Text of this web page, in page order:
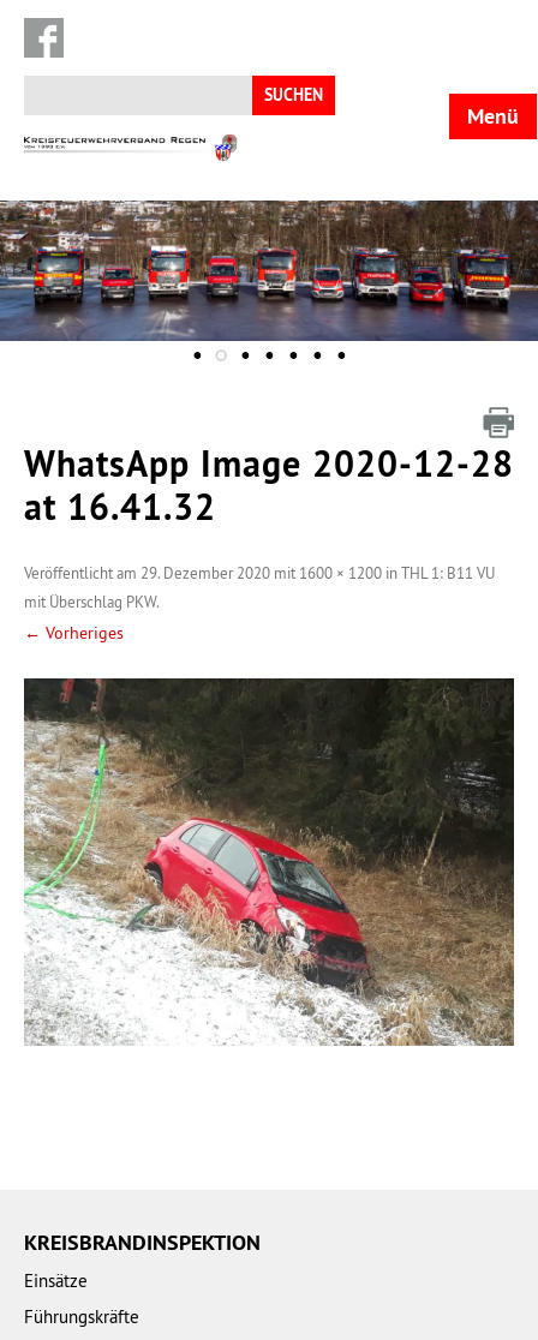
Suchen
nach:
KFV
Menü
WhatsApp Image 2020-12-28
at 16.41.32
Veröffentlicht am 29. Dezember 2020 mit 1600 × 1200 inTHL 1: B11 VU
mit Überschlag PKW.
← Vorheriges
KREISBRANDINSPEKTION
Einsätze
Führungskräfte